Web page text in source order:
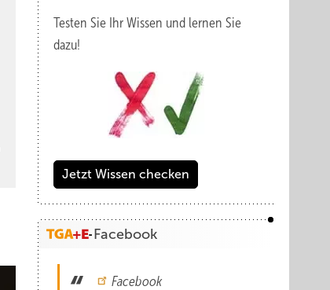
Testen Sie Ihr Wissen und lernen Sie
dazu!
Jetzt Wissen checken
Facebook
Facebook